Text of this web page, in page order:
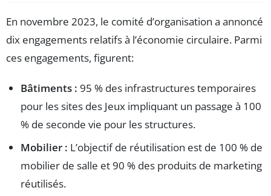
En novembre 2023, le comité d’organisation a annoncé
dix engagements relatifs à l’économie circulaire. Parmi
ces engagements, figurent:
Bâtiments : 95 % des infrastructures temporaires
pour les sites des Jeux impliquant un passage à 100
% de seconde vie pour les structures.
Mobilier : L’objectif de réutilisation est de 100 % de
mobilier de salle et 90 % des produits de marketing
réutilisés.